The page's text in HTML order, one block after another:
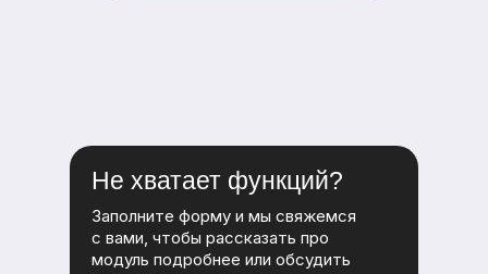
Не хватает функций?
Заполните форму и мы свяжемся
с вами, чтобы рассказать про
модуль подробнее или обсудить